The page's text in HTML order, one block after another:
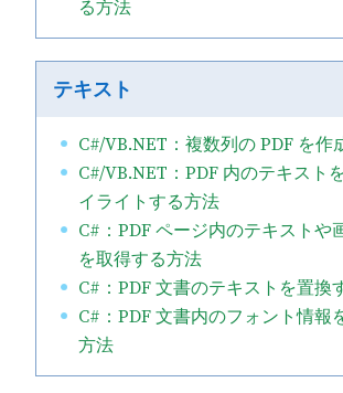
る方法
テキスト
C#/VB.NET：複数列の PDF を作
C#/VB.NET：PDF 内のテキスト
イライトする方法
C#：PDF ページ内のテキストや
を取得する方法
C#：PDF 文書のテキストを置換
C#：PDF 文書内のフォント情報
方法